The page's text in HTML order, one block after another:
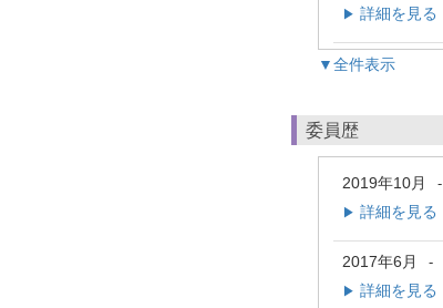
▶ 詳細を見る
▼全件表示
委員歴
2019年10月 -
▶ 詳細を見る
2017年6月 -
▶ 詳細を見る